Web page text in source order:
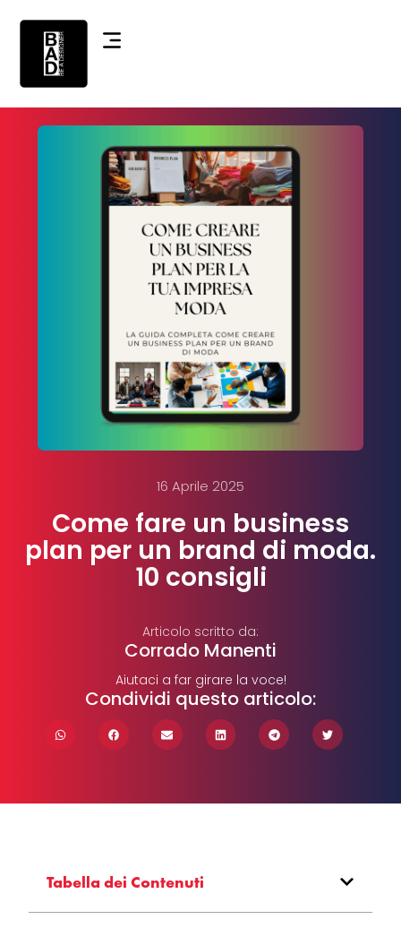
16 Aprile 2025
Come fare un business
plan per un brand di moda.
10 consigli
Articolo scritto da:
Corrado Manenti
Aiutaci a far girare la voce!
Condividi questo articolo:
Tabella dei Contenuti